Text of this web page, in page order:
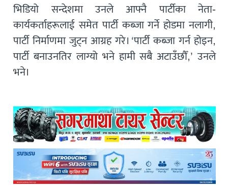
भिडियो सन्देशमा उनले आफ्नै पार्टीका नेता-
कार्यकर्ताहरूलाई समेत पार्टी कब्जा गर्ने होडमा नलागी,
पार्टी निर्माणमा जुट्न आग्रह गरे। ‘पार्टी कब्जा गर्न होइन,
पार्टी बनाउनतिर लाग्यो भने हामी सबै अटाउँछौँ,’ उनले
भने।